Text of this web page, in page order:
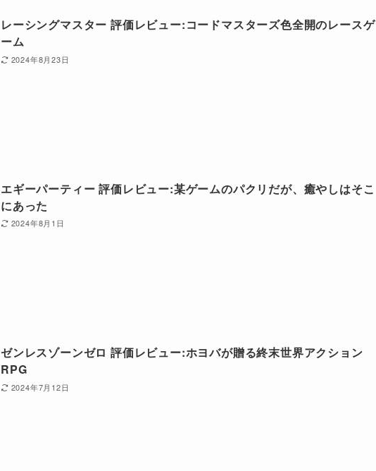
レーシングマスター 評価レビュー:コードマスターズ色全開のレースゲ
ーム
2024年8月23日
エギーパーティー 評価レビュー:某ゲームのパクリだが、癒やしはそこ
にあった
2024年8月1日
ゼンレスゾーンゼロ 評価レビュー:ホヨバが贈る終末世界アクション
RPG
2024年7月12日